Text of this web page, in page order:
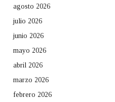
agosto 2026
julio 2026
junio 2026
mayo 2026
abril 2026
marzo 2026
febrero 2026